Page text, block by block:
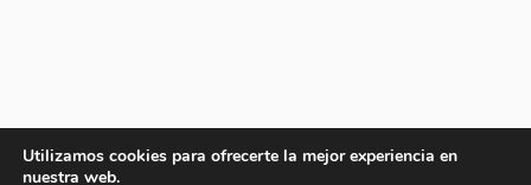
Utilizamos cookies para ofrecerte la mejor experiencia en
nuestra web.